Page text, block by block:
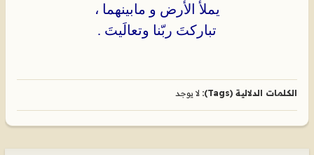
يملأ الأرض و مابينهما ،
تباركتَ ربّنا وتعالَيتَ .
الكلمات الدلالية (Tags): لا يوجد